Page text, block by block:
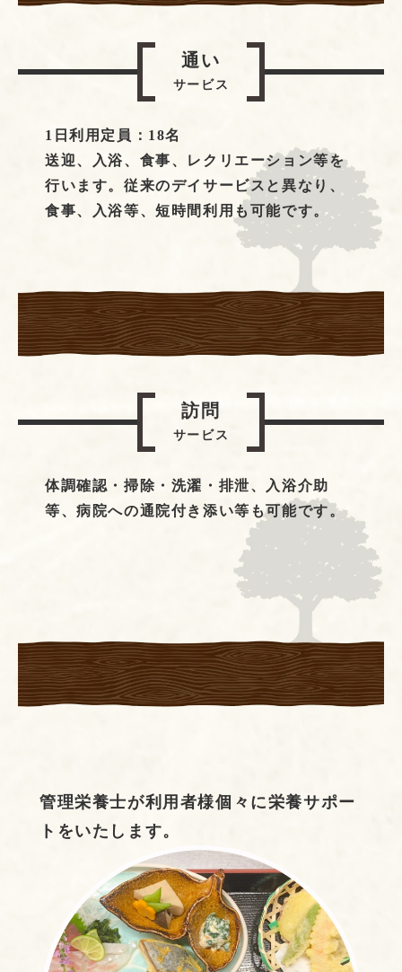
通い
サービス
1日利用定員：18名
送迎、入浴、食事、レクリエーション等を
行います。従来のデイサービスと異なり、
食事、入浴等、短時間利用も可能です。
訪問
サービス
体調確認・掃除・洗濯・排泄、入浴介助
等、病院への通院付き添い等も可能です。
管理栄養士が利用者様個々に栄養サポー
トをいたします。